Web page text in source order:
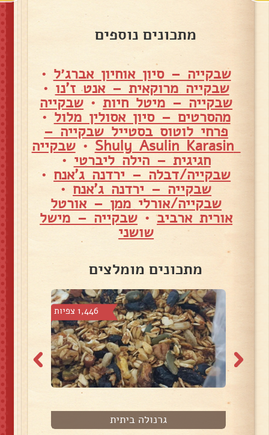
מתכונים נוספים
שבקייה – סיון אוחיון אברג׳ל •
שבקייה מרוקאית – אנט ז'נו •
שבקייה – מיטל חיות• שבקייה
מהסרטים – סיון אסולין מלול•
פרחי לוטוס בסטייל שבקייה –
Shuly Asulin Karasin
•שבקייה
חגיגית – הילה ליברטי •
שבקייה/דבלה – ירדנה ג'אנח •
שבקייה – ירדנה ג'אנח •
שבקייה/אורלי ממן – אורטל
אורית ארביב• שבקייה – מישל
שושני
מתכונים מומלצים
1,446 צפיות
גרנולה ביתית